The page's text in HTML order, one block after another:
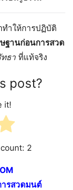
ำให้การปฏิบัติ
ฐานก่อนการสวด
ธา ที่แท้จริง
post?
it!
2
รสวดมนต์